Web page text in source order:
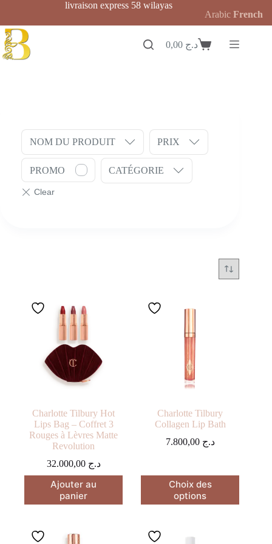
contenu
livraison express 58 wilayas
Panierد.ج
Charlotte Tilbury Hot
Lips Bag – Coffret 3
Rouges à Lèvres Matte
Revolution
د.ج 32.000,00
Ajouter au
panier
Charlotte Tilbury
Collagen Lip Bath
د.ج 7.800,00
Choix des
options
Ce
produit
a
Les
NOM DU PRODUIT PRIX
PROMO CATÉGORIE
Arabic French